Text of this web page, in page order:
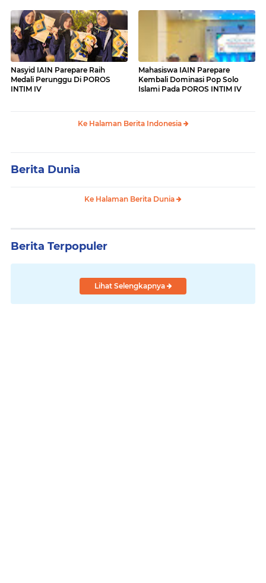
Nasyid IAIN Parepare Raih
Medali Perunggu Di POROS
INTIM IV
Mahasiswa IAIN Parepare
Kembali Dominasi Pop Solo
Islami Pada POROS INTIM IV
Ke Halaman Berita Indonesia
Berita Dunia
Ke Halaman Berita Dunia
Berita Terpopuler
Lihat Selengkapnya